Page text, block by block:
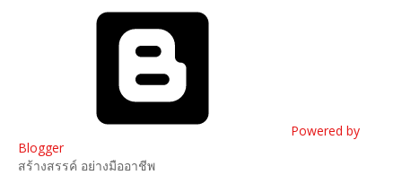
Powered by
Blogger
สร้างสรรค์ อย่างมืออาชีพ